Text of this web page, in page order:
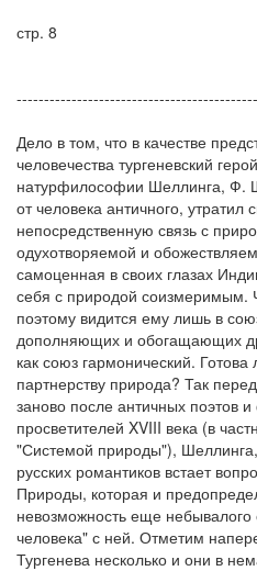
стр. 8
Дело в том, что в качестве
человечества тургеневский
натурфилософии Шеллинга, Ф.
от человека античного, утратил
непосредственную связь с
одухотворяемой и
самоценная в своих глазах
себя с природой соизмеримым.
поэтому видится ему лишь в
дополняющих и обогащающих
как союз гармонический. Готова
партнерству природа? Так
заново после античных поэтов
просветителей XVIII века (в
"Системой природы"),
русских романтиков встает
Природы, которая и
невозможность еще небывалого
человека" с ней. Отметим
Тургенева несколько и они в